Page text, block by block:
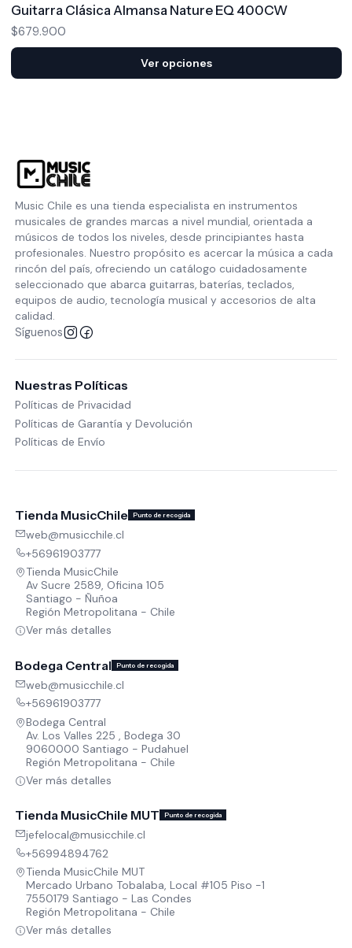
Guitarra Clásica Almansa Nature EQ 400CW
$679.900
Ver opciones
Music Chile es una tienda especialista en instrumentos
musicales de grandes marcas a nivel mundial, orientada a
músicos de todos los niveles, desde principiantes hasta
profesionales. Nuestro propósito es acercar la música a cada
rincón del país, ofreciendo un catálogo cuidadosamente
seleccionado que abarca guitarras, baterías, teclados,
equipos de audio, tecnología musical y accesorios de alta
calidad.
Síguenos
Nuestras Políticas
Políticas de Privacidad
Políticas de Garantía y Devolución
Políticas de Envío
Tienda MusicChile Punto de recogida
web@musicchile.cl
+56961903777
Tienda MusicChile
Av Sucre 2589, Oficina 105
Santiago - Ñuñoa
Región Metropolitana - Chile
Ver más detalles
Bodega Central Punto de recogida
web@musicchile.cl
+56961903777
Bodega Central
Av. Los Valles 225 , Bodega 30
9060000 Santiago - Pudahuel
Región Metropolitana - Chile
Ver más detalles
Tienda MusicChile MUT Punto de recogida
jefelocal@musicchile.cl
+56994894762
Tienda MusicChile MUT
Mercado Urbano Tobalaba, Local #105 Piso -1
7550179 Santiago - Las Condes
Región Metropolitana - Chile
Ver más detalles